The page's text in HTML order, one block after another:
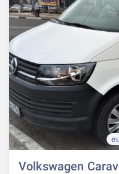
Volkswagen